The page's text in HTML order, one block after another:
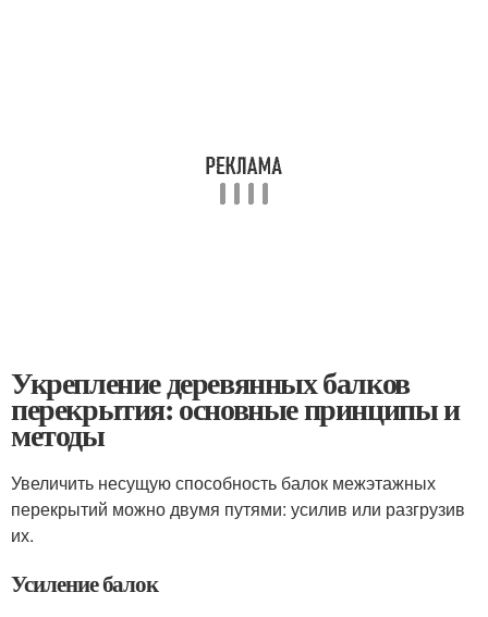
Укрепление деревянных балков
перекрытия: основные принципы и
методы
Увеличить несущую способность балок межэтажных
перекрытий можно двумя путями: усилив или разгрузив
их.
Усиление балок